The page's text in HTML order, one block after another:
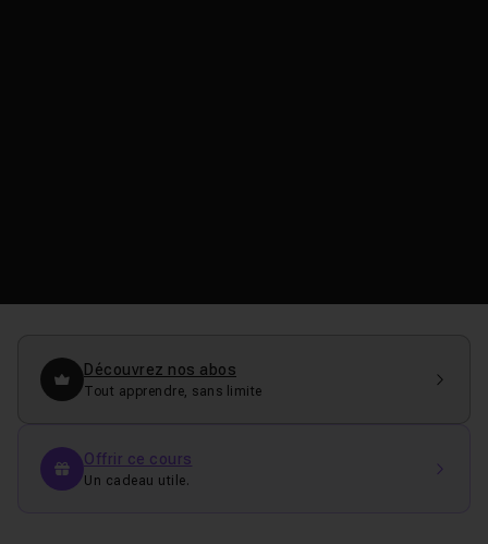
Découvrez nos abos
Tout apprendre, sans limite
Offrir ce cours
Un cadeau utile.